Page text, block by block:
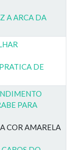
A ARCA DA
DE
PARA
COR AMARELA